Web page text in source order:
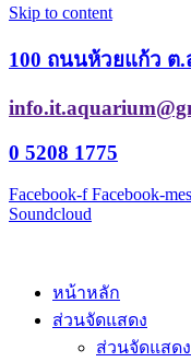
Skip to content
100 ถนนห้วยแก้ว ต.
0 5208 1775
Facebook-f Facebook-
Soundcloud
หน้าหลัก
ส่วนจัดแสดง
ส่วนจัดแสดง